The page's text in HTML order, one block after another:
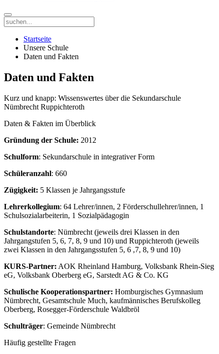
Startseite
Unsere Schule
Daten und Fakten
Daten und Fakten
Kurz und knapp: Wissenswertes über die Sekundarschule
Nümbrecht Ruppichteroth
Daten & Fakten im Überblick
Gründung der Schule: 2012
Schulform: Sekundarschule in integrativer Form
Schüleranzahl: 660
Zügigkeit: 5 Klassen je Jahrgangsstufe
Lehrerkollegium: 64 Lehrer/innen, 2 Förderschullehrer/innen, 1
Schulsozialarbeiterin, 1 Sozialpädagogin
Schulstandorte: Nümbrecht (jeweils drei Klassen in den
Jahrgangstufen 5, 6, 7, 8, 9 und 10) und Ruppichteroth (jeweils
zwei Klassen in den Jahrgangsstufen 5, 6 ,7, 8, 9 und 10)
KURS-Partner: AOK Rheinland Hamburg, Volksbank Rhein-Sieg
eG, Volksbank Oberberg eG, Sarstedt AG & Co. KG
Schulische Kooperationspartner: Homburgisches Gymnasium
Nümbrecht, Gesamtschule Much, kaufmännisches Berufskolleg
Oberberg, Rosegger-Förderschule Waldbröl
Schulträger: Gemeinde Nümbrecht
Häufig gestellte Fragen